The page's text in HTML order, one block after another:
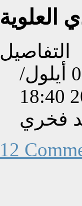
العلوية
التفاصيل
تم إنشاءه بتاريخ الإثنين, 09 أيلول/
فخري
12